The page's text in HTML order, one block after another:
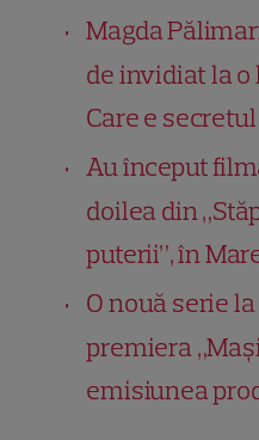
Magda
de invidiat la o
Care e
Au început
doilea din
puterii”, în
O nouă serie
premiera
emisiunea